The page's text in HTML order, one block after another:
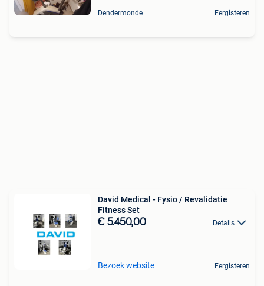
Dendermonde Eergisteren
David Medical - Fysio / Revalidatie
Fitness Set
€ 5.450,00 Details
Bezoek website Eergisteren